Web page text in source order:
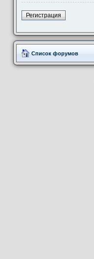
Регистрация
Список форумов